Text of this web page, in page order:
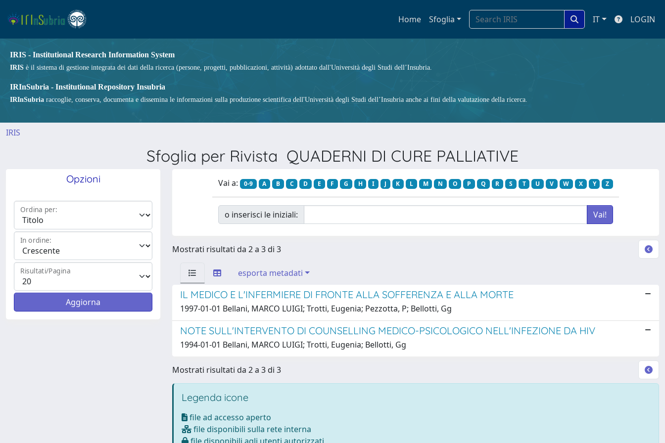
Home Sfoglia IT LOGIN
IRIS - Institutional Research Information System
IRIS è il sistema di gestione integrata dei dati della ricerca (persone, progetti, pubblicazioni, attività) adottato dall'Università degli Studi dell’Insubria.
IRInSubria - Institutional Repository Insubria
IRInSubria raccoglie, conserva, documenta e dissemina le informazioni sulla produzione scientifica dell'Università degli Studi dell’Insubria anche ai fini della valutazione della ricerca.
IRIS
Sfoglia per Rivista QUADERNI DI CURE PALLIATIVE
Opzioni
Ordina per:
In ordine:
Risultati/Pagina
Vai a: 0-9 A B C D E F G H I J K L M N O P Q R S T U V W X Y Z
o inserisci le iniziali:
Mostrati risultati da 2 a 3 di 3
esporta metadati
IL MEDICO E L'INFERMIERE DI FRONTE ALLA SOFFERENZA E ALLA MORTE
1997-01-01 Bellani, MARCO LUIGI; Trotti, Eugenia; Pezzotta, P; Bellotti, Gg
NOTE SULL'INTERVENTO DI COUNSELLING MEDICO-PSICOLOGICO NELL'INFEZIONE DA HIV
1994-01-01 Bellani, MARCO LUIGI; Trotti, Eugenia; Bellotti, Gg
Mostrati risultati da 2 a 3 di 3
Legenda icone
file ad accesso aperto
file disponibili sulla rete interna